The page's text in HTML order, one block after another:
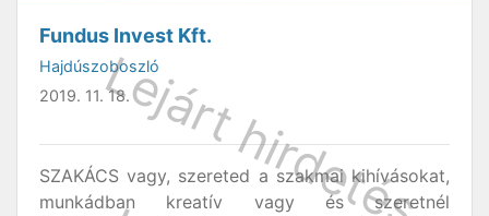
Fundus Invest Kft.
Hajdúszoboszló
2019. 11. 18.
SZAKÁCS vagy, szereted a szakmai kihívásokat,
munkádban kreatív vagy és szeretnél